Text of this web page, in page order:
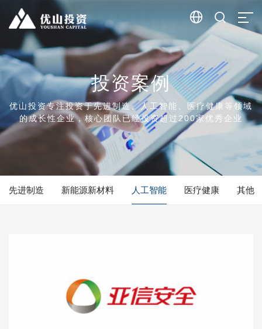
 
投资案例
优山投资专注投资于先进制造、人工智能、医疗健康等领域
的成长性企业，核心团队已经投资超过200家优秀企业
先进制造 新能源新材料 人工智能 医疗健康 其他